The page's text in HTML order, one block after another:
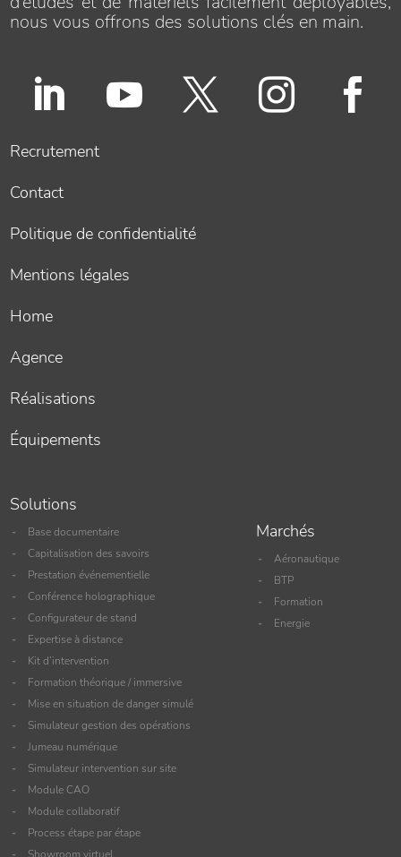
nous vous offrons des solutions clés en main.
    
Recrutement
Contact
Politique de confidentialité
Mentions légales
Home
Agence
Réalisations
Équipements
Solutions
Base documentaire
Capitalisation des savoirs
Prestation événementielle
Conférence holographique
Configurateur de stand
Expertise à distance
Kit d’intervention
Formation théorique / immersive
Mise en situation de danger simulé
Simulateur gestion des opérations
Jumeau numérique
Simulateur intervention sur site
Module CAO
Module collaboratif
Process étape par étape
Marchés
Aéronautique
BTP
Formation
Energie